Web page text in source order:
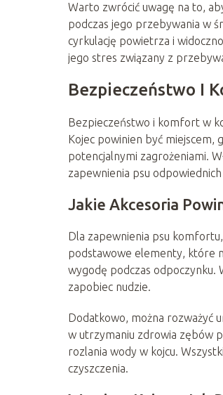
Warto zwrócić uwagę na to,
podczas jego przebywania w
cyrkulację powietrza i
jego stres związany z
Bezpieczeństwo I
Bezpieczeństwo i komfort w
Kojec powinien być miejscem,
potencjalnymi zagrożeniami.
zapewnienia psu
Jakie Akcesoria
Dla zapewnienia psu
podstawowe elementy, które
wygodę podczas odpoczynku.
zapobiec nudzie.
Dodatkowo, można rozważyć
w utrzymaniu zdrowia zębów
rozlania wody w kojcu.
czyszczenia.